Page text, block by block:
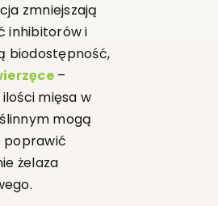
zmniejszają
inhibitorów i
biodostępność,
–
mięsa w
mogą
poprawić
żelaza